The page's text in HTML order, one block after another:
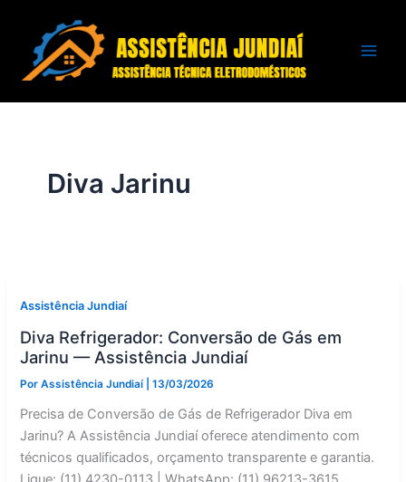
conteúdo
Diva Jarinu
Assistência Jundiaí
Diva Refrigerador: Conversão de Gás em
Jarinu — Assistência Jundiaí
PorAssistência Jundiaí |13/03/2026
Precisa de Conversão de Gás de Refrigerador Diva em
Jarinu? A Assistência Jundiaí oferece atendimento com
técnicos qualificados, orçamento transparente e garantia.